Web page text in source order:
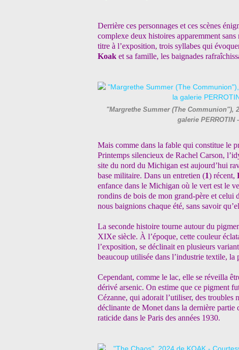
Derrière ces personnages et ces scènes
complexe deux histoires apparemment
titre à l’exposition, trois syllabes qui
Koak et sa famille, les baignades
"Margrethe Summer (The Communion"),
galerie
Mais comme dans la fable qui constitue le
Printemps silencieux de Rachel Carson,
site du nord du Michigan est aujourd’hui
base militaire. Dans un entretien (1) récent,
enfance dans le Michigan où le vert est le
rondins de bois de mon grand-père et celui
nous baignions chaque été, sans savoir
La seconde histoire tourne autour du
XIXe siècle. À l’époque, cette couleur
l’exposition, se déclinait en plusieurs
beaucoup utilisée dans l’industrie textile, la
Cependant, comme le lac, elle se réveilla
dérivé arsenic. On estime que ce pigment
Cézanne, qui adorait l’utiliser, des
déclinante de Monet dans la dernière partie
raticide dans le Paris des années 1930.